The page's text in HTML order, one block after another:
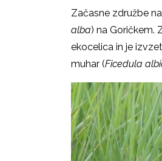
Začasne združbe
alba) na Goričkem.
ekocelica in je
muhar (Ficedula